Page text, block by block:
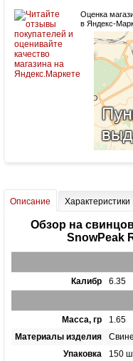
Оценка
в Яндекс-
Описание Характеристики
Обзор на
SnowPeak
Калибр
6.35
Масса, гр
1.65
Материалы изделия
Упаковка
150